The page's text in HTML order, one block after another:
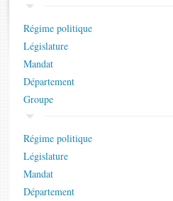
Régime politique
Législature
Mandat
Département
Groupe
Régime politique
Législature
Mandat
Département